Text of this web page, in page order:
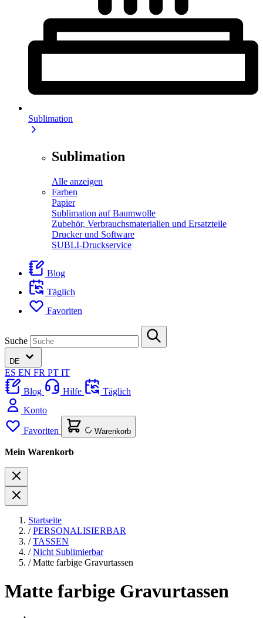
Sublimation
Sublimation
Alle anzeigen
Farben
Papier
Sublimation auf Baumwolle
Zubehör, Verbrauchsmaterialien und Ersatzteile
Drucker und Software
SUBLI-Druckservice
Blog
Täglich
Favoriten
Suche
DE
ES EN FR PT IT
Blog
Hilfe
Täglich
Konto
Favoriten Warenkorb
Mein Warenkorb
Startseite
/ PERSONALISIERBAR
/ TASSEN
/ Nicht Sublimierbar
/ Matte farbige Gravurtassen
Matte farbige Gravurtassen